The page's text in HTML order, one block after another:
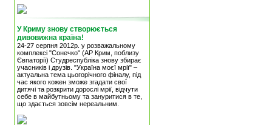
У Криму знову створюється
дивовижна країна!
24-27 серпня 2012р. у розважальному
комплексі "Сонечко" (АР Крим, поблизу
Євпаторії) Студреспубліка знову збирає
учасників і друзів. "Україна моєї мрії" –
актуальна тема цьогорічного фіналу, під
час якого кожен зможе згадати свої
дитячі та розкрити дорослі мрії, відчути
себе в майбутньому та зануритися в те,
що здається зовсім нереальним.